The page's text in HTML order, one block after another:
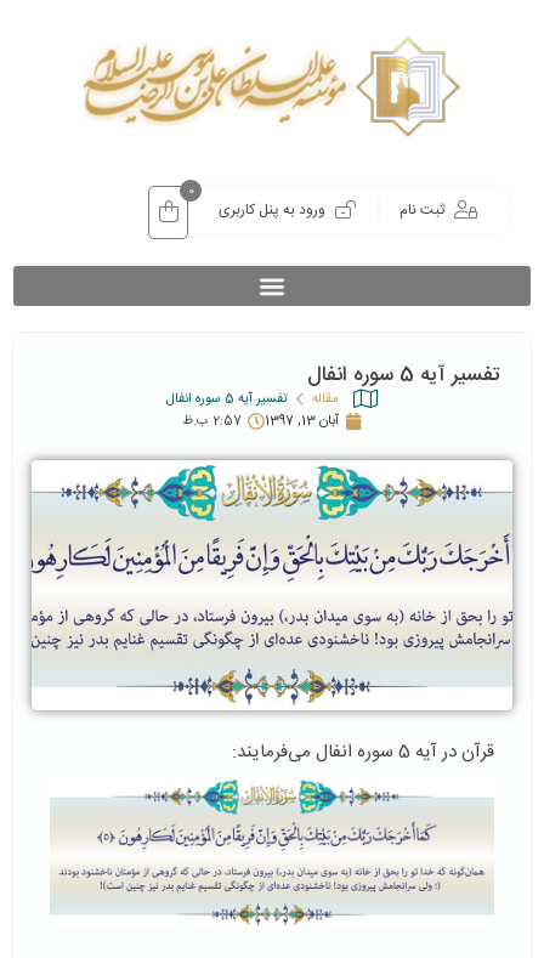
ثبت نام ورود به پنل کاربری
0
تفسیر آیه 5 سوره انفال
مقاله
تفسیر آیه 5 سوره انفال
آبان 13, 1397
2:57 ب.ظ
قرآن در آیه 5 سوره انفال می‌فرمایند: